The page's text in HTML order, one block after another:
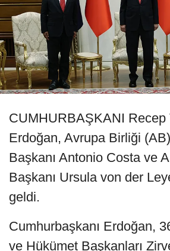
CUMHURBAŞKANI Recep
Erdoğan, Avrupa Birliği
Başkanı Antonio Costa ve
Başkanı Ursula von der
geldi.
Cumhurbaşkanı Erdoğan,
ve Hükümet Başkanları